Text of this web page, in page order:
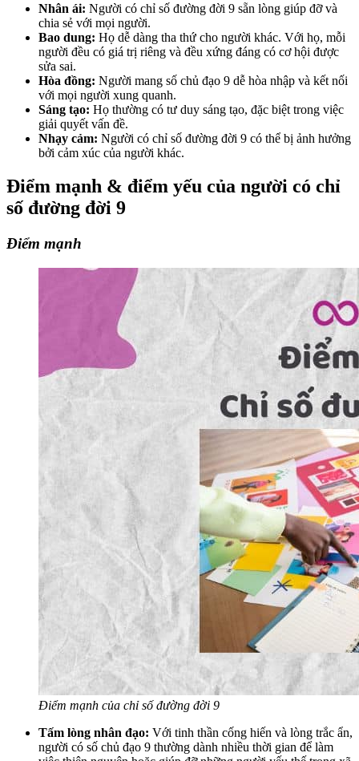
Nhân ái: Người có chỉ số đường đời 9 sẵn lòng giúp đỡ và
chia sẻ với mọi người.
Bao dung: Họ dễ dàng tha thứ cho người khác. Với họ, mỗi
người đều có giá trị riêng và đều xứng đáng có cơ hội được
sửa sai.
Hòa đồng: Người mang số chủ đạo 9 dễ hòa nhập và kết nối
với mọi người xung quanh.
Sáng tạo: Họ thường có tư duy sáng tạo, đặc biệt trong việc
giải quyết vấn đề.
Nhạy cảm: Người có chỉ số đường đời 9 có thể bị ảnh hưởng
bởi cảm xúc của người khác.
Điểm mạnh & điểm yếu của người có chỉ
số đường đời 9
Điểm mạnh
Điểm mạnh của chỉ số đường đời 9
Tấm lòng nhân đạo: Với tinh thần cống hiến và lòng trắc ẩn,
người có số chủ đạo 9 thường dành nhiều thời gian để làm